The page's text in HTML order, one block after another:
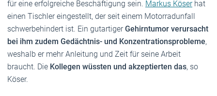
für eine erfolgreiche Beschäftigung sein. Markus Köserhat
einen Tischler eingestellt, der seit einem Motorradunfall
schwerbehindert ist. Ein gutartigerGehirntumor verursacht
bei ihm zudem Gedächtnis- und Konzentrationsprobleme,
weshalb er mehr Anleitung und Zeit für seine Arbeit
braucht. Die Kollegen wüssten und akzeptierten das, so
Köser.